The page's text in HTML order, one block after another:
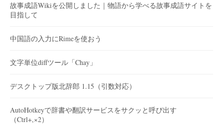
故事成語Wikiを公開しました｜物語から学べる故事成語サイトを
目指して
中国語の入力にRimeを使おう
文字単位diffツール「Chay」
デスクトップ版北辞郎 1.15（引数対応）
AutoHotkeyで辞書や翻訳サービスをサクッと呼び出す
（Ctrl+,×2）